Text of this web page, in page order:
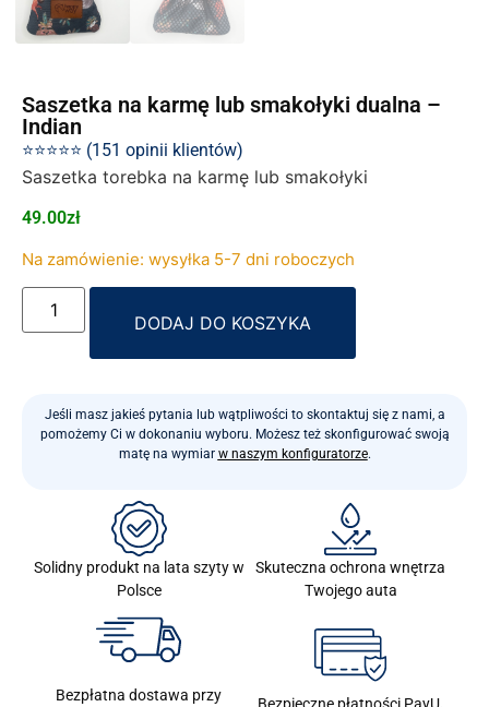
Saszetka na karmę lub smakołyki dualna –
Indian
⭐⭐⭐⭐⭐ (151 opinii klientów)
Saszetka torebka na karmę lub smakołyki
49.00zł
Na zamówienie: wysyłka 5-7 dni roboczych
DODAJ DO KOSZYKA
Jeśli masz jakieś pytania lub wątpliwości to skontaktuj się z nami, a
pomożemy Ci w dokonaniu wyboru. Możesz też skonfigurować swoją
matę na wymiar w naszym konfiguratorze.
Solidny produkt na lata szyty w
Polsce
Skuteczna ochrona wnętrza
Twojego auta
Bezpłatna dostawa przy
Bezpieczne płatności PayU,